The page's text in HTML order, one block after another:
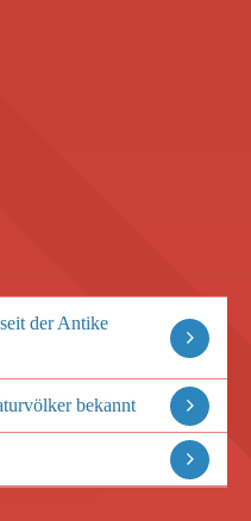
der Antike
bekannt